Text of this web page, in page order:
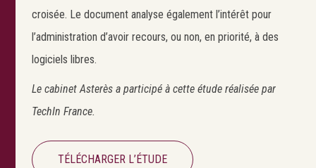
croisée. Le document analyse également l’intérêt pour
l’administration d’avoir recours, ou non, en priorité, à des
logiciels libres.
Le cabinet Asterès a participé à cette étude réalisée par
TechIn France.
TÉLÉCHARGER L’ÉTUDE